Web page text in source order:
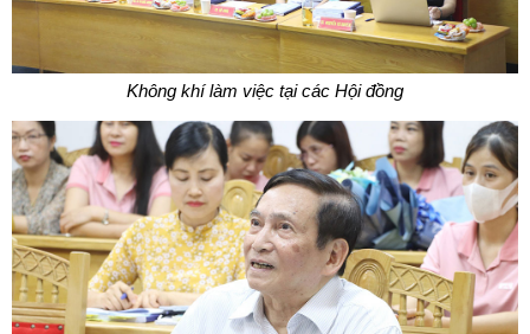
Không khí làm việc tại các Hội đồng